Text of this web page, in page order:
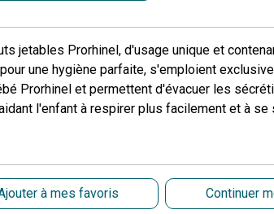
jetables Prorhinel, d'usage unique et
une hygiène parfaite, s'emploient
Prorhinel et permettent d'évacuer les
l'enfant à respirer plus facilement et à se
à mes favoris Continuer